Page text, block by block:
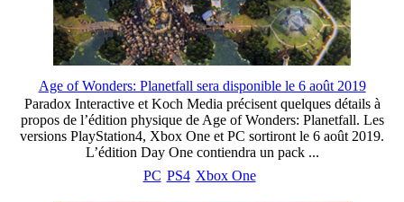
Age of Wonders: Planetfall sera disponible le 6 août 2019
Paradox Interactive et Koch Media précisent quelques détails à
propos de l’édition physique de Age of Wonders: Planetfall. Les
versions PlayStation4, Xbox One et PC sortiront le 6 août 2019.
L’édition Day One contiendra un pack ...
PC PS4 Xbox One